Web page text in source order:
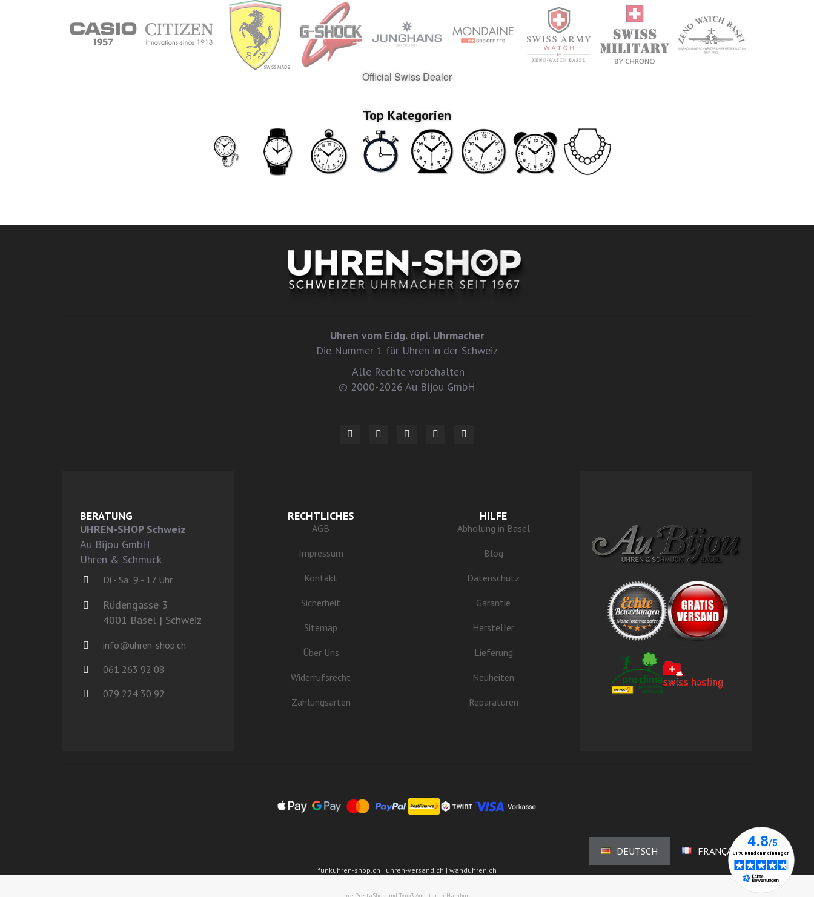
Official Swiss Dealer
Top Kategorien
Uhren vom Eidg. dipl. Uhrmacher
Die Nummer 1 für Uhren in der Schweiz
Alle Rechte vorbehalten
© 2000-2026 Au Bijou GmbH
BERATUNG
UHREN-SHOP Schweiz
Au Bijou GmbH
Uhren & Schmuck
Di - Sa: 9 - 17 Uhr
Rüdengasse 3
4001 Basel | Schweiz
info@uhren-shop.ch
061 263 92 08
079 224 30 92
RECHTLICHES
AGB
Impressum
Kontakt
Sicherheit
Sitemap
Über Uns
Widerrufsrecht
Zahlungsarten
HILFE
Abholung in Basel
Blog
Datenschutz
Garantie
Hersteller
Lieferung
Neuheiten
Reparaturen
DEUTSCH FRANÇAIS
funkuhren-shop.ch | uhren-versand.ch | wanduhren.ch
Ihre PrestaShop und Typo3 Agentur in Hamburg